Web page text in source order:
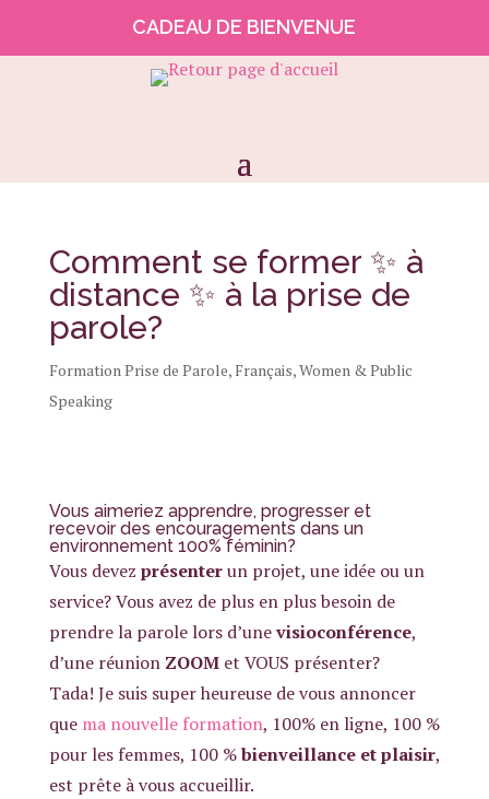
CADEAU DE BIENVENUE
Comment se former ✨ à
distance ✨ à la prise de
parole?
Formation Prise de Parole, Français,Women & Public
Speaking
Vous aimeriez apprendre, progresser et
recevoir des encouragements dans un
environnement 100% féminin?
Vous devez présenterun projet, une idée ou un
service? Vous avez de plus en plus besoin de
prendre la parole lors d’unevisioconférence,
d’une réunion ZOOMet VOUS présenter?
Tada! Je suis super heureuse de vous annoncer
quema nouvelle formation, 100% en ligne, 100 %
pour les femmes, 100 %bienveillance et plaisir,
est prête à vous accueillir.